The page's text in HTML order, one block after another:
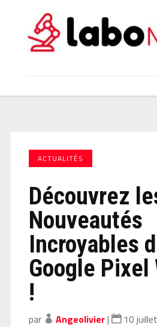
ACTUALITÉS
Découvrez
Nouveautés
Incroyables
Google Pixel
!
par Angeolivier| 10